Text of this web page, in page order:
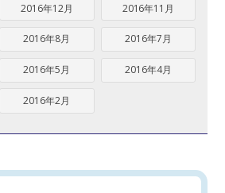
2016年12月 2016年11月
2016年8月 2016年7月
2016年5月 2016年4月
2016年2月